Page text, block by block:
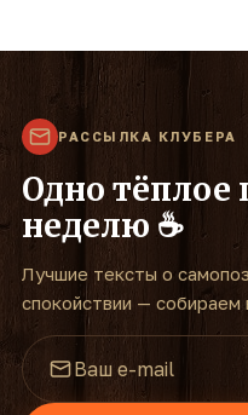
РАССЫЛКА КЛУБЕРА
Одно тёплое
неделю ☕
Лучшие тексты о
спокойствии —